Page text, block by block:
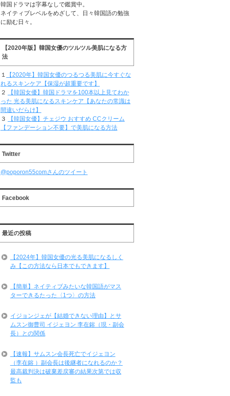
韓国ドラマは字幕なしで鑑賞中。
ネイティブレベルをめざして、日々韓国語の勉強
に励む日々。
【2020年版】韓国女優のツルツル美肌になる方
法
１
【2020年】韓国女優のつるつる美肌に今すぐな
れるスキンケア【保湿が超重要です】
２
【韓国女優】韓国ドラマを100本以上見てわか
った 光る美肌になるスキンケア【あなたの常識は
間違いだらけ】
３
【韓国女優】チェジウ おすすめ CCクリーム
【ファンデーション不要】で美肌になる方法
Twitter
@poporon55comさんのツイート
Facebook
最近の投稿
【2024年】韓国女優の光る美肌になるしく
み【この方法なら日本でもできます】
【簡単】ネイティブみたいな韓国語がマス
ターできるたった〈1つ〉の方法
イジョンジェが【結婚できない理由】とサ
ムスン御曹司 イジェヨン 李在鎔（現・副会
長）との関係
【速報】サムスン会長死亡でイジェヨン
（李在鎔 ）副会長は後継者になれるのか？
最高裁判決は破棄差戻審の結果次第では収
監も